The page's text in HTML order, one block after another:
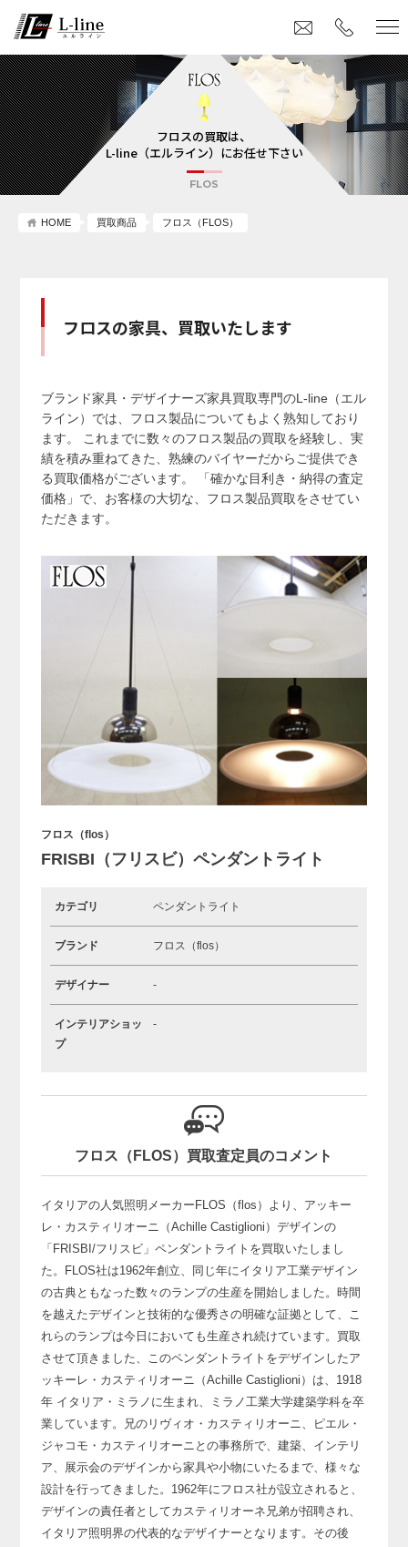
フロスの買取は、
L-line（エルライン）にお任せ下さい
FLOS
HOME 買取商品 フロス（FLOS）
フロスの家具、買取いたします
ブランド家具・デザイナーズ家具買取専門のL-line（エル
ライン）では、フロス製品についてもよく熟知しており
ます。 これまでに数々のフロス製品の買取を経験し、実
績を積み重ねてきた、熟練のバイヤーだからご提供でき
る買取価格がございます。 「確かな目利き・納得の査定
価格」で、お客様の大切な、フロス製品買取をさせてい
ただきます。
フロス（flos）
FRISBI（フリスビ）ペンダントライト
カテゴリ ペンダントライト
ブランド フロス（flos）
デザイナー -
インテリアショッ
プ
-
フロス（FLOS）買取査定員のコメント
イタリアの人気照明メーカーFLOS（flos）より、 アッキー
レ・カスティリオーニ（Achille Castiglioni）デザインの
「FRISBI/フリスビ」ペンダントライトを買取いたしまし
た。
FLOS社は1962年創立、同じ年にイタリア工業デザイン
の古典ともなった数々のランプの生産を開始しました。 時間
を越えたデザインと技術的な優秀さの明確な証拠として、こ
れらのランプは今日においても生産され続けています。 買取
させて頂きました、このペンダントライトをデザインしたア
ッキーレ・カスティリオーニ（Achille Castiglioni）は、 1918
年 イタリア・ミラノに生まれ、ミラノ工業大学建築学科を卒
業しています。
兄のリヴィオ・カスティリオーニ、ピエル・
ジャコモ・カスティリオーニとの事務所で、 建築、インテリ
ア、展示会のデザインから家具や小物にいたるまで、様々な
設計を行ってきました。 1962年にフロス社が設立されると、
デザインの責任者としてカスティリオーネ兄弟が招聘され、
イタリア照明界の代表的なデザイナーとなります。 その後